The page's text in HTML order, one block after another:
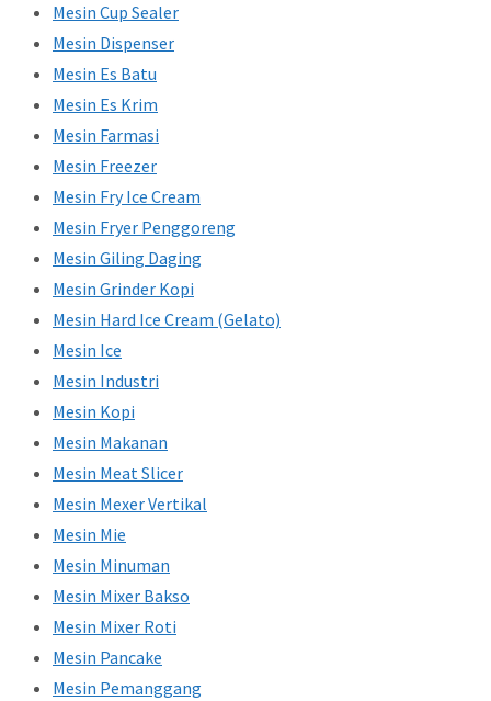
Mesin Cup Sealer
Mesin Dispenser
Mesin Es Batu
Mesin Es Krim
Mesin Farmasi
Mesin Freezer
Mesin Fry Ice Cream
Mesin Fryer Penggoreng
Mesin Giling Daging
Mesin Grinder Kopi
Mesin Hard Ice Cream (Gelato)
Mesin Ice
Mesin Industri
Mesin Kopi
Mesin Makanan
Mesin Meat Slicer
Mesin Mexer Vertikal
Mesin Mie
Mesin Minuman
Mesin Mixer Bakso
Mesin Mixer Roti
Mesin Pancake
Mesin Pemanggang